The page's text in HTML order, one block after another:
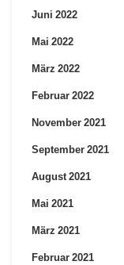
Juni 2022
Mai 2022
März 2022
Februar 2022
November 2021
September 2021
August 2021
Mai 2021
März 2021
Februar 2021